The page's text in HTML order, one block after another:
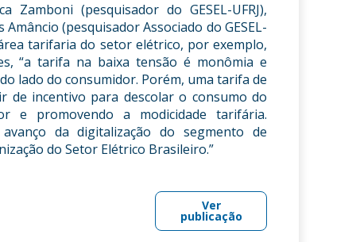
(pesquisador do GESEL-UFRJ),
(pesquisador Associado do GESEL-
tarifaria do setor elétrico, por exemplo,
“a tarifa na baixa tensão é monômia e
lado do consumidor. Porém, uma tarifa de
de incentivo para descolar o consumo do
e promovendo a modicidade tarifária.
da digitalização do segmento de
do Setor Elétrico Brasileiro.”
Ver
publicação